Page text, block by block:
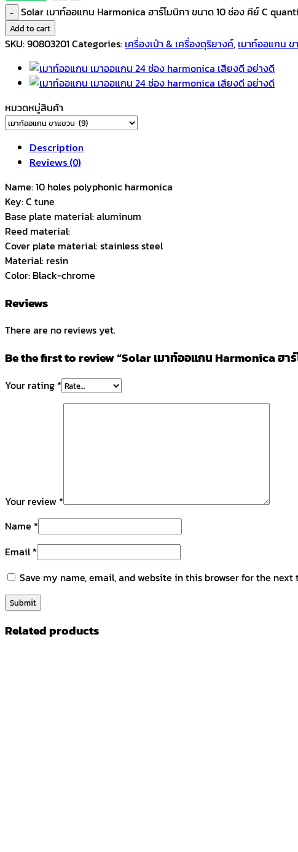
Solar เมาท์ออแกน Harmonica ฮาร์โมนิกา ขนาด 10 ช่อง คีย์ C
Add to cart
SKU:90803201 Categories: เครื่องเป่า & เครื่องดุริยางค์, เมาท์ออแกน ข
หมวดหมู่สินค้า
Description
Reviews (0)
Name: 10 holes polyphonic harmonica
Key: C tune
Base plate material: aluminum
Reed material:
Cover plate material: stainless steel
Material: resin
Color: Black-chrome
Reviews
There are no reviews yet.
Be the first to review “Solar เมาท์ออแกน Harmonica ฮา
Your rating *
Your review *
Name *
Email*
Save my name, email, and website in this browser for the
Related products